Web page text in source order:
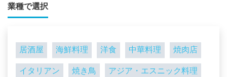
業種で選択
居酒屋 海鮮料理 洋食 中華料理 焼肉店
イタリアン 焼き鳥 アジア・エスニック料理